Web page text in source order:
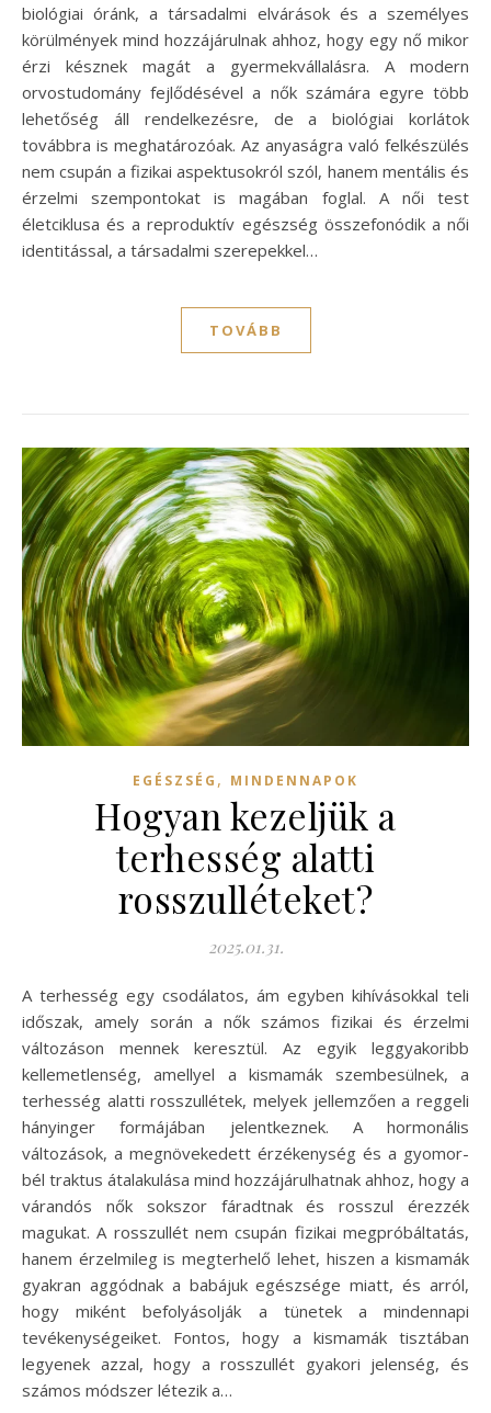
biológiai óránk, a társadalmi elvárások és a személyes
körülmények mind hozzájárulnak ahhoz, hogy egy nő mikor
érzi késznek magát a gyermekvállalásra. A modern
orvostudomány fejlődésével a nők számára egyre több
lehetőség áll rendelkezésre, de a biológiai korlátok
továbbra is meghatározóak. Az anyaságra való felkészülés
nem csupán a fizikai aspektusokról szól, hanem mentális és
érzelmi szempontokat is magában foglal. A női test
életciklusa és a reproduktív egészség összefonódik a női
identitással, a társadalmi szerepekkel…
TOVÁBB
EGÉSZSÉG , MINDENNAPOK
Hogyan kezeljük a
terhesség alatti
rosszulléteket?
2025.01.31.
A terhesség egy csodálatos, ám egyben kihívásokkal teli
időszak, amely során a nők számos fizikai és érzelmi
változáson mennek keresztül. Az egyik leggyakoribb
kellemetlenség, amellyel a kismamák szembesülnek, a
terhesség alatti rosszullétek, melyek jellemzően a reggeli
hányinger formájában jelentkeznek. A hormonális
változások, a megnövekedett érzékenység és a gyomor-
bél traktus átalakulása mind hozzájárulhatnak ahhoz, hogy a
várandós nők sokszor fáradtnak és rosszul érezzék
magukat. A rosszullét nem csupán fizikai megpróbáltatás,
hanem érzelmileg is megterhelő lehet, hiszen a kismamák
gyakran aggódnak a babájuk egészsége miatt, és arról,
hogy miként befolyásolják a tünetek a mindennapi
tevékenységeiket. Fontos, hogy a kismamák tisztában
legyenek azzal, hogy a rosszullét gyakori jelenség, és
számos módszer létezik a…